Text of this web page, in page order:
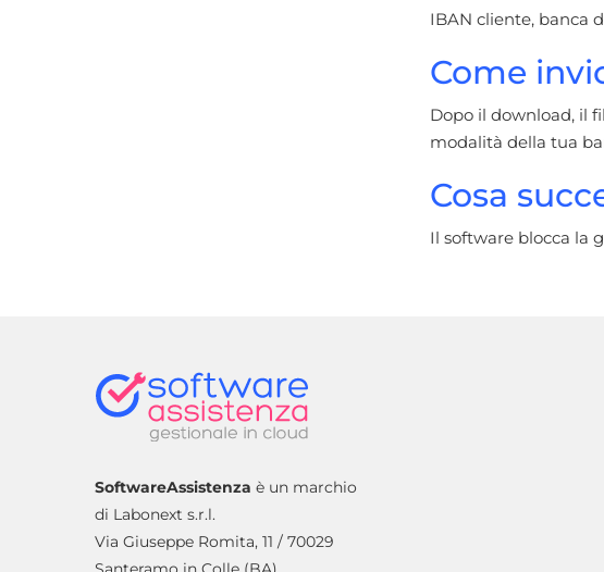
IBAN cliente, banca
Come
Dopo il download, il
modalità della tua
Cosa
Il software blocca la
SoftwareAssistenza è un marchio
di Labonext s.r.l.
Via Giuseppe Romita, 11 / 70029